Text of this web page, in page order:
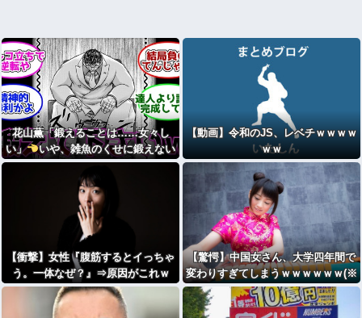
花山薫「鍛えることは……女々し
い」
いや、雑魚のくせに鍛えない
ほうがダサいやろ
【動画】令和のJS、レベチｗｗｗｗ
ｗｗ
【衝撃】女性『腹筋するとイっちゃ
う。一体なぜ？』⇒原因がこれｗ
【驚愕】中国女さん、大学四年間で
変わりすぎてしまうｗｗｗｗｗｗ(※
画像あり)